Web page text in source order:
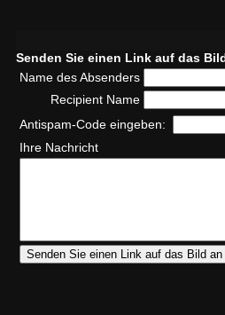
Senden Sie einen Link auf das
Name des Absenders
Recipient Name
Antispam-Code eingeben:
Ihre Nachricht